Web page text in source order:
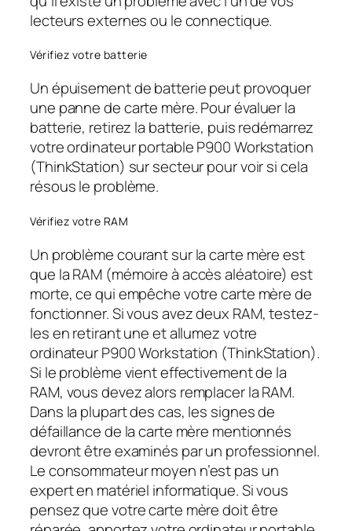
lecteurs externes ou le connectique.
Vérifiez votre batterie
Un épuisement de batterie peut provoquer
une panne de carte mère. Pour évaluer la
batterie, retirez la batterie, puis redémarrez
votre ordinateur portable P900 Workstation
(ThinkStation) sur secteur pour voir si cela
résous le problème.
Vérifiez votre RAM
Un problème courant sur la carte mère est
que la RAM (mémoire à accès aléatoire) est
morte, ce qui empêche votre carte mère de
fonctionner. Si vous avez deux RAM, testez-
les en retirant une et allumez votre
ordinateur P900 Workstation (ThinkStation).
Si le problème vient effectivement de la
RAM, vous devez alors remplacer la RAM.
Dans la plupart des cas, les signes de
défaillance de la carte mère mentionnés
devront être examinés par un professionnel.
Le consommateur moyen n’est pas un
expert en matériel informatique. Si vous
pensez que votre carte mère doit être